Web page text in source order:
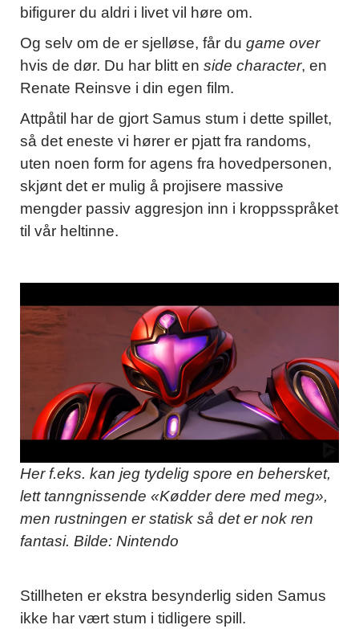
bifigurer du aldri i livet vil høre om.
Og selv om de er sjelløse, får du game over
hvis de dør. Du har blitt en side character, en
Renate Reinsve i din egen film.
Attpåtil har de gjort Samus stum i dette spillet,
så det eneste vi hører er pjatt fra randoms,
uten noen form for agens fra hovedpersonen,
skjønt det er mulig å projisere massive
mengder passiv aggresjon inn i kroppsspråket
til vår heltinne.
Her f.eks. kan jeg tydelig spore en behersket,
lett tanngnissende «Kødder dere med meg»,
men rustningen er statisk så det er nok ren
fantasi. Bilde: Nintendo
Stillheten er ekstra besynderlig siden Samus
ikke har vært stum i tidligere spill.